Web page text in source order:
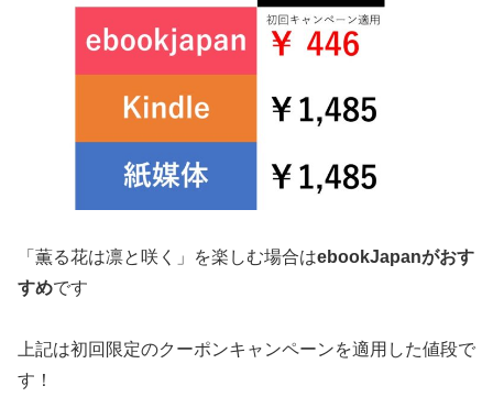
「薫る花は凛と咲く」を楽しむ場合はebookJapanがおす
すめです
上記は初回限定のクーポンキャンペーンを適用した値段で
す！